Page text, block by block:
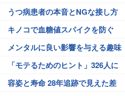
うつ病患者の本音とNGな接し方
キノコで血糖値スパイクを防ぐ
メンタルに良い影響を与える趣味
「モテるためのヒント」326人に
容姿と寿命 28年追跡で見えた差